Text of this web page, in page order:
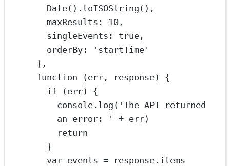
Date(). toISOString (),
maxResults: 10 ,
singleEvents: true ,
orderBy:
'startTime'
},
function (err , response) {
if (err) {
console. log ( 'The API returned
an error: '
+ err)
return
}
var events = response.items